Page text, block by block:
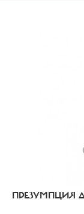
ПРЕЗУМПЦИЯ